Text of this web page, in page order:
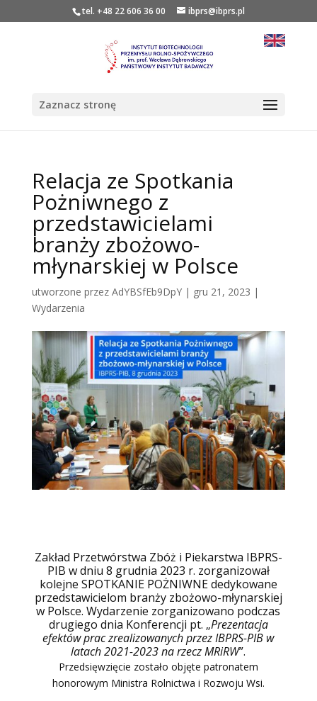
tel. +48 22 606 36 00 ibprs@ibprs.pl
Zaznacz stronę
Relacja ze Spotkania
Pożniwnego z
przedstawicielami
branży zbożowo-
młynarskiej w Polsce
utworzone przez AdYBSfEb9DpY| gru 21, 2023 |
Wydarzenia
Zakład Przetwórstwa Zbóż i Piekarstwa IBPRS-
PIB w dniu 8 grudnia 2023 r. zorganizował
kolejne SPOTKANIE POŻNIWNE dedykowane
przedstawicielom branży zbożowo-młynarskiej
w Polsce. Wydarzenie zorganizowano podczas
drugiego dnia Konferencji pt. „Prezentacja
efektów prac zrealizowanych przez IBPRS-PIB w
latach 2021-2023 na rzecz MRiRW”.
Przedsięwzięcie zostało objęte patronatem
honorowym Ministra Rolnictwa i Rozwoju Wsi.